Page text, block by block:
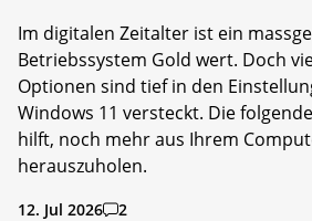
Im digitalen Zeitalter ist ein
Betriebssystem Gold wert. Doch
Optionen sind tief in den
Windows 11 versteckt. Die
hilft, noch mehr aus Ihrem
herauszuholen.
12. Jul 2026 2